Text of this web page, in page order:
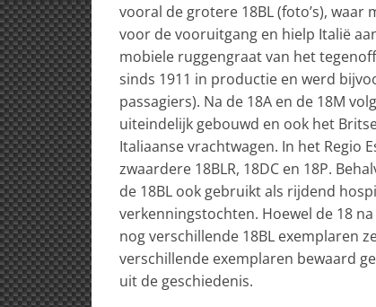
vooral de grotere 18BL (foto’s),
voor de vooruitgang en hielp Italië
mobiele ruggengraat van het
sinds 1911 in productie en werd
passagiers). Na de 18A en de 18M
uiteindelijk gebouwd en ook het
Italiaanse vrachtwagen. In het Regio
zwaardere 18BLR, 18DC en 18P.
de 18BL ook gebruikt als rijdend
verkenningstochten. Hoewel de 18
nog verschillende 18BL exemplaren
verschillende exemplaren bewaard
uit de geschiedenis.